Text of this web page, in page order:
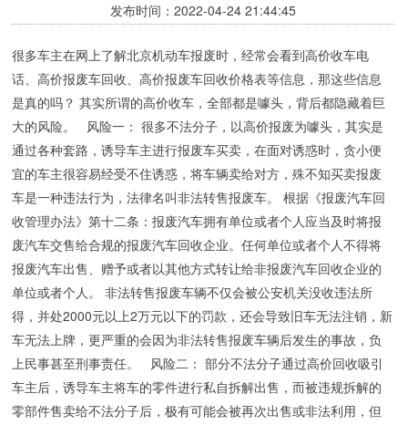
发布时间：2022-04-24 21:44:45
很多车主在网上了解北京机动车报废时，经常会看到高价收车电
话、高价报废车回收、高价报废车回收价格表等信息，那这些信息
是真的吗？ 其实所谓的高价收车，全部都是噱头，背后都隐藏着巨
大的风险。 风险一： 很多不法分子，以高价报废为噱头，其实是
通过各种套路，诱导车主进行报废车买卖，在面对诱惑时，贪小便
宜的车主很容易经受不住诱惑，将车辆卖给对方，殊不知买卖报废
车是一种违法行为，法律名叫非法转售报废车。 根据《报废汽车回
收管理办法》第十二条：报废汽车拥有单位或者个人应当及时将报
废汽车交售给合规的报废汽车回收企业。任何单位或者个人不得将
报废汽车出售、赠予或者以其他方式转让给非报废汽车回收企业的
单位或者个人。 非法转售报废车辆不仅会被公安机关没收违法所
得，并处2000元以上2万元以下的罚款，还会导致旧车无法注销，新
车无法上牌，更严重的会因为非法转售报废车辆后发生的事故，负
上民事甚至刑事责任。 风险二： 部分不法分子通过高价回收吸引
车主后，诱导车主将车的零件进行私自拆解出售，而被违规拆解的
零部件售卖给不法分子后，极有可能会被再次出售或非法利用，但